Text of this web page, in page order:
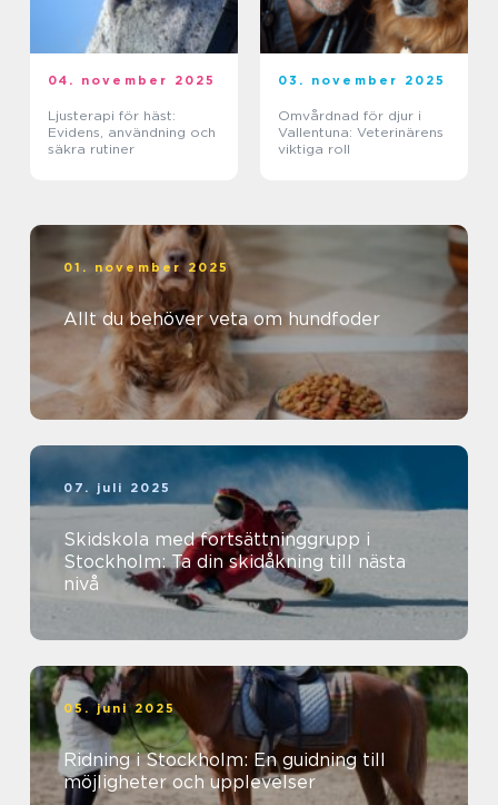
04. november 2025
Ljusterapi för häst:
Evidens, användning och
säkra rutiner
03. november 2025
Omvårdnad för djur i
Vallentuna: Veterinärens
viktiga roll
01. november 2025
Allt du behöver veta om hundfoder
07. juli 2025
Skidskola med fortsättninggrupp i
Stockholm: Ta din skidåkning till nästa
nivå
05. juni 2025
Ridning i Stockholm: En guidning till
möjligheter och upplevelser